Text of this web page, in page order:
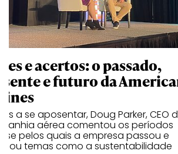
e acertos: o passado,
e futuro da
a se aposentar, Doug Parker, CEO
aérea comentou os períodos
pelos quais a empresa passou e
temas como a sustentabilidade